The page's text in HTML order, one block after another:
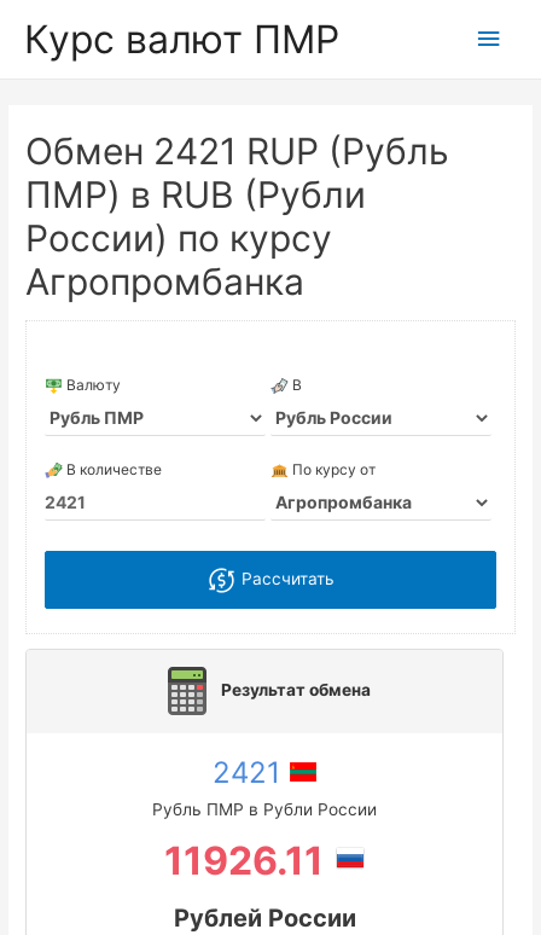
Курс валют ПМР
Обмен 2421 RUP (Рубль
ПМР) в RUB (Рубли
России) по курсу
Агропромбанка
Валюту В
В количестве По курсу от
Рассчитать
Результат обмена
2421
Рубль ПМР в Рубли России
11926.11
Рублей России